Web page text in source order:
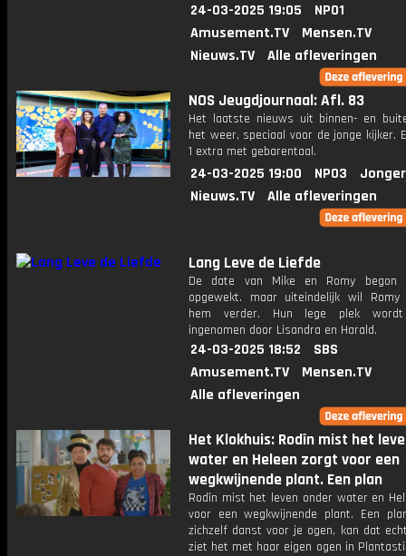
24-03-2025 19:05
NPO1
Amusement.TV
Mensen.TV
Nieuws.TV
Alle afleveringen
NOS Jeugdjournaal: Afl. 83
Het laatste nieuws uit binnen- en
het weer, speciaal voor de jonge kijker.
1 extra met gebarentaal.
24-03-2025 19:00 NPO3
Nieuws.TV
Alle afleveringen
Lang Leve de Liefde
De date van Mike en Romy begon
opgewekt. maar uiteindelijk wil
hem verder. Hun lege plek
ingenomen door Lisandra en Harald.
24-03-2025 18:52
SBS
Amusement.TV
Mensen.TV
Alle afleveringen
Het Klokhuis: Rodîn mist het
water en Heleen zorgt voor een
wegkwijnende plant. Een plan
Rodîn mist het leven onder water en
voor een wegkwijnende plant. Een
zichzelf danst voor je ogen, kan dat
ziet het met haar eigen ogen in